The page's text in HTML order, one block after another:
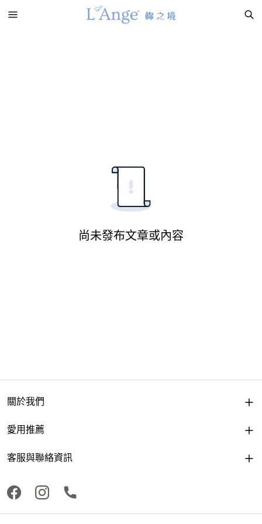
尚未發布文章或內容
關於我們
愛用推薦
客服與聯絡資訊